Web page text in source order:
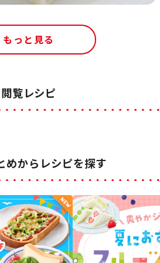
もっと見る
閲覧レシピ
めからレシピを探す